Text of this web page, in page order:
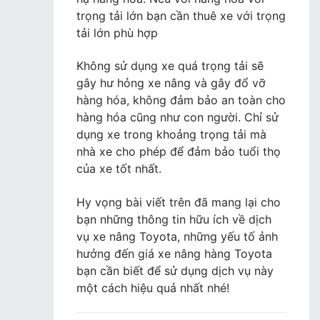
trọng tải lớn bạn cần thuê xe với trọng
tải lớn phù hợp
Không sử dụng xe quá trọng tải sẽ
gây hư hỏng xe nâng và gây đổ vỡ
hàng hóa, không đảm bảo an toàn cho
hàng hóa cũng như con người. Chỉ sử
dụng xe trong khoảng trọng tải mà
nhà xe cho phép để đảm bảo tuổi thọ
của xe tốt nhất.
Hy vọng bài viết trên đã mang lại cho
bạn những thông tin hữu ích về dịch
vụ xe nâng Toyota, những yếu tố ảnh
hưởng đến giá xe nâng hàng Toyota
bạn cần biết để sử dụng dịch vụ này
một cách hiệu quả nhất nhé!